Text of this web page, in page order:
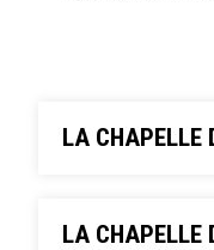
LA CHAPELLE
LA CHAPELLE